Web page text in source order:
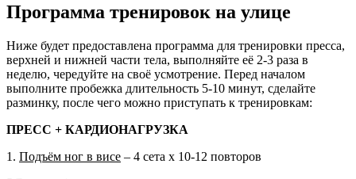
Программа тренировок на улице
Ниже будет предоставлена программа для тренировки пресса,
верхней и нижней части тела, выполняйте её 2-3 раза в
неделю, чередуйте на своё усмотрение. Перед началом
выполните пробежка длительность 5-10 минут, сделайте
разминку, после чего можно приступать к тренировкам:
ПРЕСС + КАРДИОНАГРУЗКА
1. Подъём ног в висе – 4 сета х 10-12 повторов